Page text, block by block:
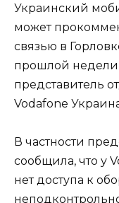
Украинский
может
связью в
прошлой
представитель
Vodafone
В частности
сообщила, что у
нет доступа к